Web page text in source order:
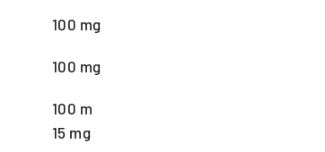
100 mg
100 mg
100 m
15 mg